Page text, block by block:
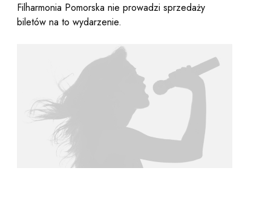
sal
Filharmonia Pomorska nie prowadzi sprzedaży
biletów na to wydarzenie.